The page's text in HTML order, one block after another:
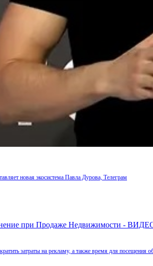
новая экосистема Павла Дурова, Телеграм
при Продаже Недвижимости -
затраты на рекламу, а также время для